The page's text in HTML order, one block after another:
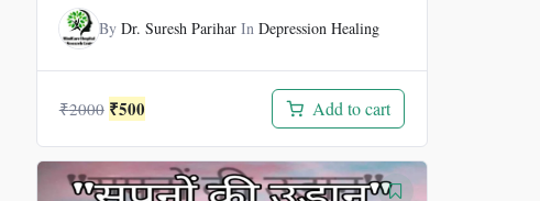
By Dr. Suresh PariharIn Depression Healing
₹2000 Original
was:
₹2000.
₹500Current
is:
₹500.
Add to cart